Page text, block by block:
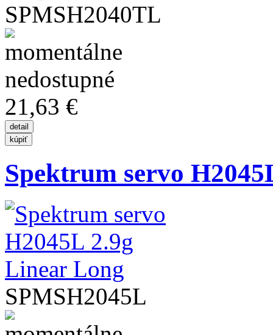
SPMSH2040TL
21,63 €
Spektrum servo
SPMSH2045L